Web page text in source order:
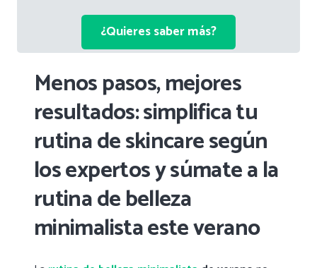
¿Quieres saber más?
Menos pasos, mejores
resultados: simplifica tu
rutina de skincare según
los expertos y súmate a la
rutina de belleza
minimalista este verano